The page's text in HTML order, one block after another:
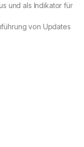
und als Indikator für
von Updates